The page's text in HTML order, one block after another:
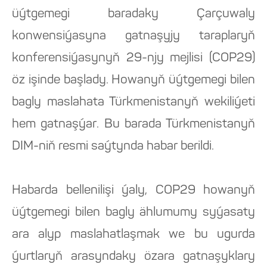
üýtgemegi baradaky Çarçuwaly
konwensiýasyna gatnaşyjy taraplaryň
konferensiýasynyň 29-njy mejlisi (COP29)
öz işinde başlady. Howanyň üýtgemegi bilen
bagly maslahata Türkmenistanyň wekiliýeti
hem gatnaşýar. Bu barada Türkmenistanyň
DIM-niň resmi saýtynda habar berildi.
Habarda bellenilişi ýaly, COP29 howanyň
üýtgemegi bilen bagly ählumumy syýasaty
ara alyp maslahatlaşmak we bu ugurda
ýurtlaryň arasyndaky özara gatnaşyklary